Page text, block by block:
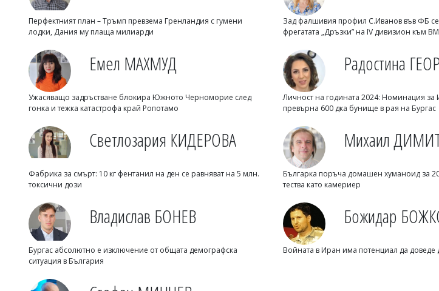
Перфектният план – Тръмп превзема Гренландия с гумени
лодки, Дания му плаща милиарди
Зад фалшивия профил С.Иванов във ФБ
фрегатата „Дръзки” на IV дивизион към
Емел МАХМУД
Ужасяващо задръстване блокира Южното Черноморие след
гонка и тежка катастрофа край Ропотамо
Радостина
Личност на годината 2024: Номинация за
превърна 600 дка бунище в рая на Бургас
Светлозария КИДЕРОВА
Фабрика за смърт: 10 кг фентанил на ден се равняват на 5 млн.
токсични дози
Михаил
Българка поръча домашен хуманоид за
тества като камериер
Владислав БОНЕВ
Бургас абсолютно е изключение от общата демографска
ситуация в България
Божидар
Войната в Иран има потенциал да доведе